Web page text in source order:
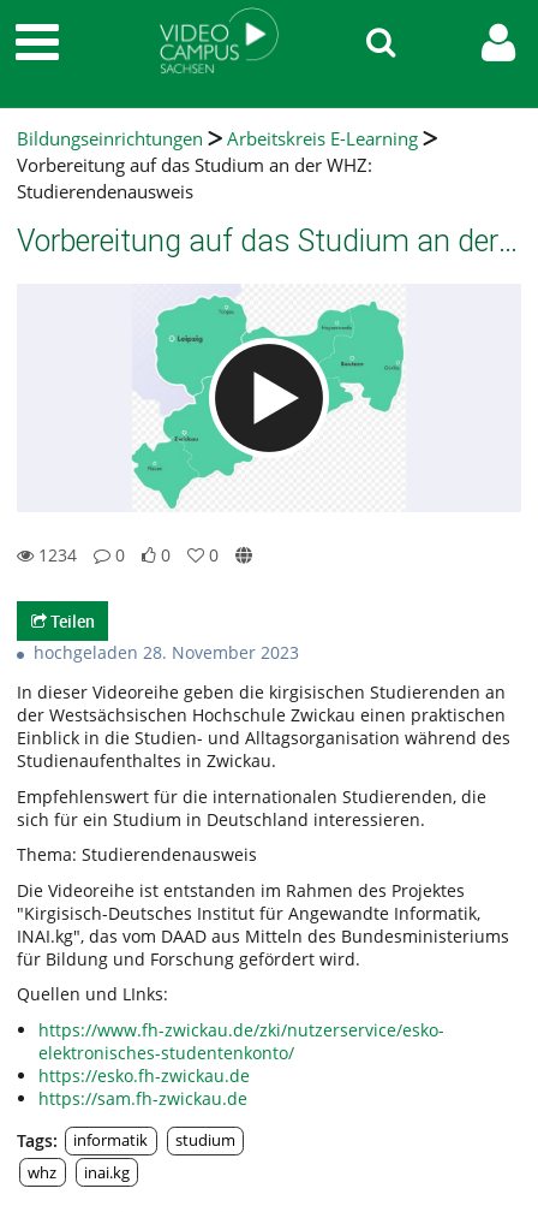
Bildungseinrichtungen
Arbeitskreis E-Learning
Vorbereitung auf das Studium an der WHZ:
Studierendenausweis
Vorbereitung auf das Studium an der WHZ: Studierendenausweis
1234
0
0
0
Teilen
hochgeladen 28. November 2023
In dieser Videoreihe geben die kirgisischen Studierenden an
der Westsächsischen Hochschule Zwickau einen praktischen
Einblick in die Studien- und Alltagsorganisation während des
Studienaufenthaltes in Zwickau.
Empfehlenswert für die internationalen Studierenden, die
sich für ein Studium in Deutschland interessieren.
Thema: Studierendenausweis
Die Videoreihe ist entstanden im Rahmen des Projektes
"Kirgisisch-Deutsches Institut für Angewandte Informatik,
INAI.kg", das vom DAAD aus Mitteln des Bundesministeriums
für Bildung und Forschung gefördert wird.
Quellen und LInks:
https://www.fh-zwickau.de/zki/nutzerservice/esko-
elektronisches-studentenkonto/
https://esko.fh-zwickau.de
https://sam.fh-zwickau.de
Tags:
informatik
studium
whz
inai.kg